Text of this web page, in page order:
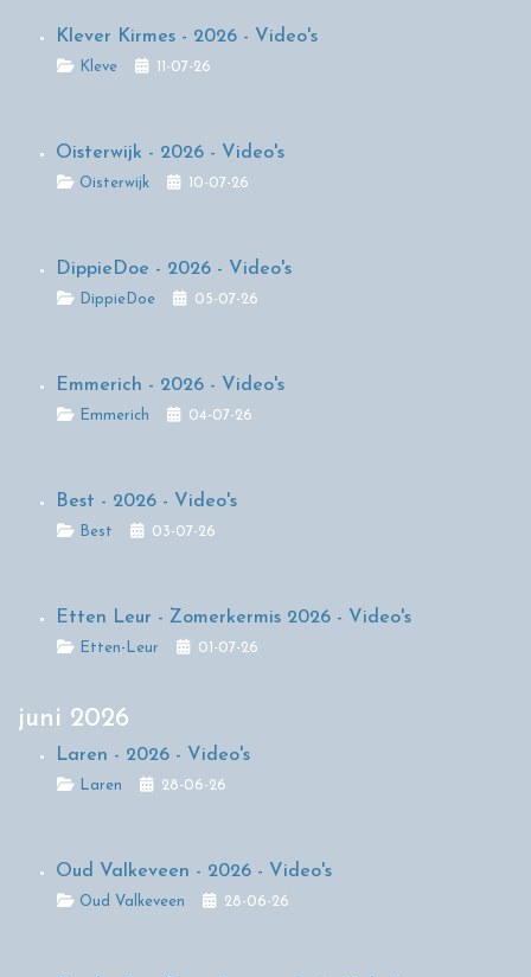
Klever Kirmes - 2026 - Video's
Details
Kleve 11-07-26
Oisterwijk - 2026 - Video's
DetailsOisterwijk 10-07-26
DippieDoe - 2026 - Video's
DetailsDippieDoe 05-07-26
Emmerich - 2026 - Video's
DetailsEmmerich 04-07-26
Best - 2026 - Video's
Details
Best 03-07-26
Etten Leur - Zomerkermis 2026 - Video's
DetailsEtten-Leur 01-07-26
juni 2026
Laren - 2026 - Video's
Details
Laren 28-06-26
Oud Valkeveen - 2026 - Video's
DetailsOud Valkeveen 28-06-26